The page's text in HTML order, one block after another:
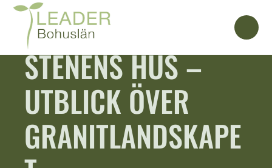
STENENS HUS –
UTBLICK ÖVER
GRANITLANDSKAPE